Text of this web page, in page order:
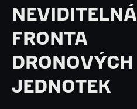
NEVIDITELNÁ
FRONTA
DRONOVÝCH
JEDNOTEK